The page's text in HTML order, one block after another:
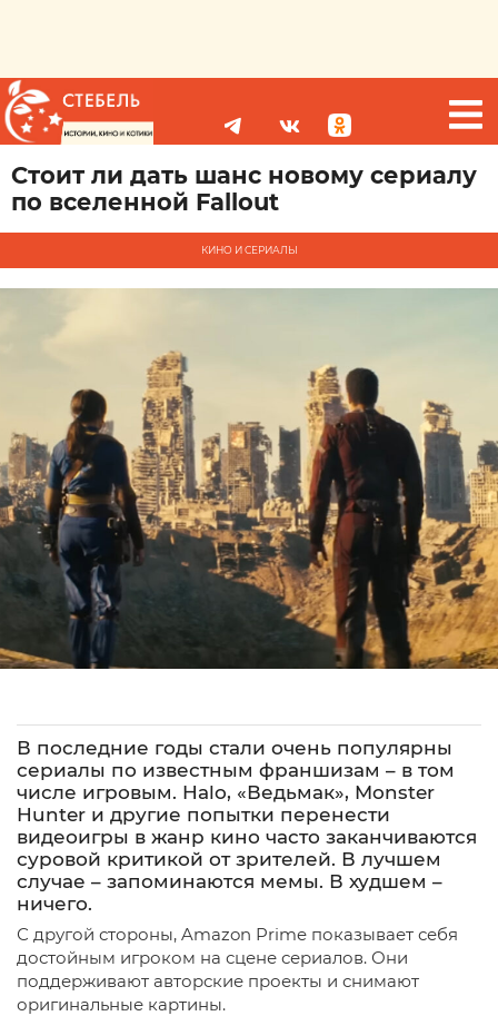
Стоит ли дать шанс новому сериалу
по вселенной Fallout
КИНО И СЕРИАЛЫ
В последние годы стали очень популярны
сериалы по известным франшизам – в том
числе игровым. Halo, «Ведьмак», Monster
Hunter и другие попытки перенести
видеоигры в жанр кино часто заканчиваются
суровой критикой от зрителей. В лучшем
случае – запоминаются мемы. В худшем –
ничего.
С другой стороны, Amazon Prime показывает себя
достойным игроком на сцене сериалов. Они
поддерживают авторские проекты и снимают
оригинальные картины.